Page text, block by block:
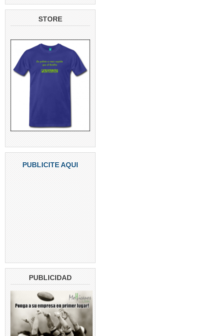
STORE
PUBLICITE AQUI
PUBLICIDAD